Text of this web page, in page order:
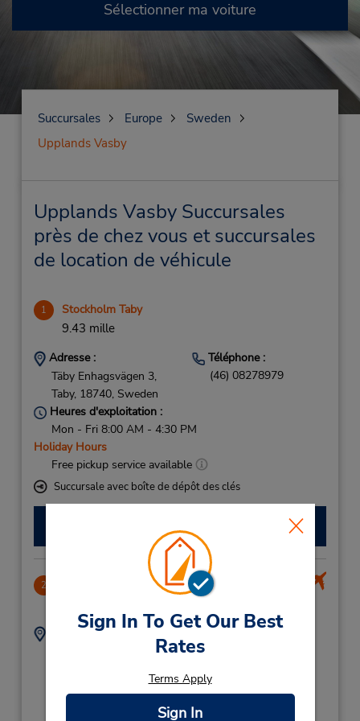
Sign In To Get Our Best
Rates
Terms Apply
Sign In
Sélectionner ma voiture
Succursales Europe
Sweden
Upplands Vasby
Upplands Vasby Succursales
près de chez vous et succursales
de location de véhicule
1 Stockholm Taby
9.43 mille
Adresse :
Täby Enhagsvägen 3,
Taby, 18740, Sweden
Téléphone :
(46) 08278979
Heures d'exploitation :
Mon - Fri 8:00 AM - 4:30 PM
Holiday Hours
Free pickup service available
Succursale avec boîte de dépôt des clés
Faire une réservation
2 Stockholm Arlanda Airport
Adresse :
Téléphone :